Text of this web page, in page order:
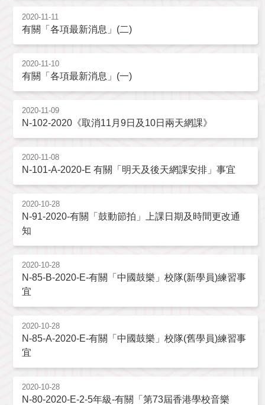
2020-11-11
有關「各項最新消息」(二)
2020-11-10
有關「各項最新消息」(一)
2020-11-09
N-102-2020《取消11月9日及10日兩天網課》
2020-11-08
N-101-A-2020-E 有關「明天及後天網課安排」事宜
2020-10-28
N-91-2020-有關「鼓動節拍」上課日期及時間更改通
知
2020-10-28
N-85-B-2020-E-有關「中國鼓樂」校隊(新學員)練習事
宜
2020-10-28
N-85-A-2020-E-有關「中國鼓樂」校隊(舊學員)練習事
宜
2020-10-28
N-80-2020-E-2-5年級-有關「第73屆香港學校音樂